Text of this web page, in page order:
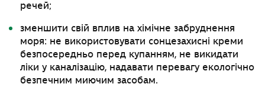
речей;
зменшити свій вплив на хімічне забруднення
моря: не використовувати сонцезахисні креми
безпосередньо перед купанням, не викидати
ліки у каналізацію, надавати перевагу екологічно
безпечним миючим засобам.